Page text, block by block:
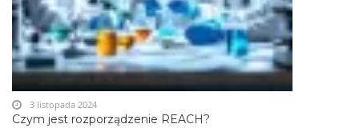
Czym jest rozporządzenie REACH?
3 listopada 2024